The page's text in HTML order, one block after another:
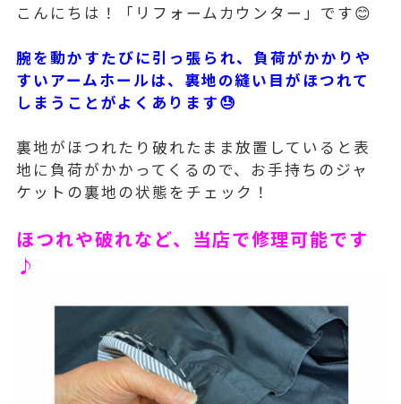
こんにちは！「リフォームカウンター」です😊
腕を動かすたびに引っ張られ、負荷がかかりや
すいアームホールは、裏地の縫い目がほつれて
しまうことがよくあります😓
裏地がほつれたり破れたまま放置していると表
地に負荷がかかってくるので、お手持ちのジャ
ケットの裏地の状態をチェック！
ほつれや破れなど、当店で修理可能です
♪